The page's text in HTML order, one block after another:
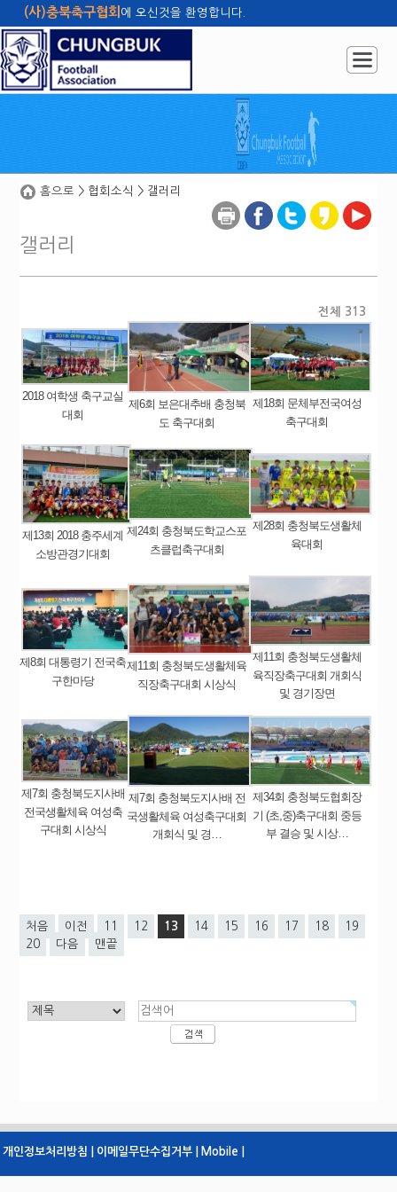
(사)충북축구협회 에 오신것을 환영합니다.
홈으로 > 협회소식 > 갤러리
갤러리
전체 313
2018 여학생 축구교실
대회
제6회 보은대추배 충청북
도 축구대회
제18회 문체부전국여성
축구대회
제13회 2018 충주세계
소방관경기대회
제24회 충청북도학교스포
츠클럽축구대회
제28회 충청북도생활체
육대회
제8회 대통령기 전국축
구한마당
제11회 충청북도생활체육
직장축구대회 시상식
제11회 충청북도생활체
육직장축구대회 개회식
및 경기장면
제7회 충청북도지사배
전국생활체육 여성축
구대회 시상식
제7회 충청북도지사배 전
국생활체육 여성축구대회
개회식 및 경…
제34회 충청북도협회장
기 (초,중)축구대회 중등
부 결승 및 시상…
처음 이전 11 12 13 14 15 16 17 18
19
20
다음 맨끝
개인정보처리방침 | 이메일무단수집거부 | Mobile |